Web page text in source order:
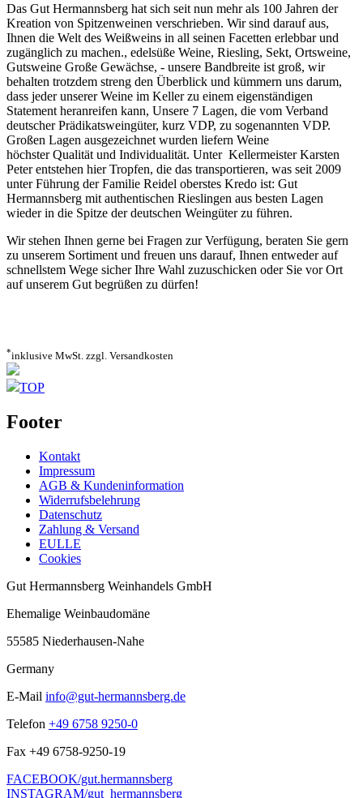
Das Gut Hermannsberg hat sich seit nun mehr als 100 Jahren der
Kreation von Spitzenweinen verschrieben. Wir sind darauf aus,
Ihnen die Welt des Weißweins in all seinen Facetten erlebbar und
zugänglich zu machen., edelsüße Weine, Riesling, Sekt, Ortsweine,
Gutsweine Große Gewächse, - unsere Bandbreite ist groß, wir
behalten trotzdem streng den Überblick und kümmern uns darum,
dass jeder unserer Weine im Keller zu einem eigenständigen
Statement heranreifen kann, Unsere 7 Lagen, die vom Verband
deutscher Prädikatsweingüter, kurz VDP, zu sogenannten VDP.
Großen Lagen ausgezeichnet wurden liefern Weine
höchsterQualität und Individualität. Unter Kellermeister Karsten
Peter entstehen hier Tropfen, die das transportieren, was seit 2009
unter Führung der Familie Reidel oberstes Kredo ist: Gut
Hermannsberg mit authentischen Rieslingen aus besten Lagen
wieder in die Spitze der deutschen Weingüter zu führen.
Wir stehen Ihnen gerne bei Fragen zur Verfügung, beraten Sie gern
zu unserem Sortiment und freuen uns darauf, Ihnen entweder auf
schnellstem Wege sicher Ihre Wahl zuzuschicken oder Sie vor Ort
auf unserem Gut begrüßen zu dürfen!
*inklusive MwSt. zzgl. Versandkosten
TOP
Footer
Kontakt
Impressum
AGB & Kundeninformation
Widerrufsbelehrung
Datenschutz
Zahlung & Versand
EULLE
Cookies
Gut Hermannsberg Weinhandels GmbH
Ehemalige Weinbaudomäne
55585 Niederhausen-Nahe
Germany
E-Mail info@gut-hermannsberg.de
Telefon +49 6758 9250-0
Fax +49 6758-9250-19
FACEBOOK/gut.hermannsberg
INSTAGRAM/gut_hermannsberg